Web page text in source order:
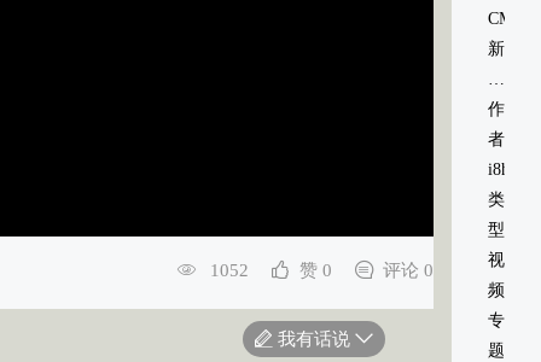
1052 赞 0 评论 0
我有话说
CMS
新
媒
体
信
息
系
统
作
者：
i8home
类
型：
视
频
专
题